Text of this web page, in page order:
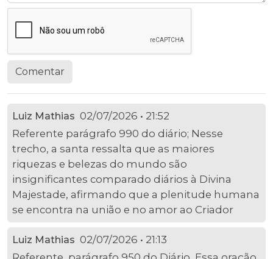
Comentar
Luiz Mathias 02/07/2026 • 21:52
Referente parágrafo 990 do diário; Nesse
trecho, a santa ressalta que as maiores
riquezas e belezas do mundo são
insignificantes comparado diários à Divina
Majestade, afirmando que a plenitude humana
se encontra na união e no amor ao Criador
Luiz Mathias 02/07/2026 • 21:13